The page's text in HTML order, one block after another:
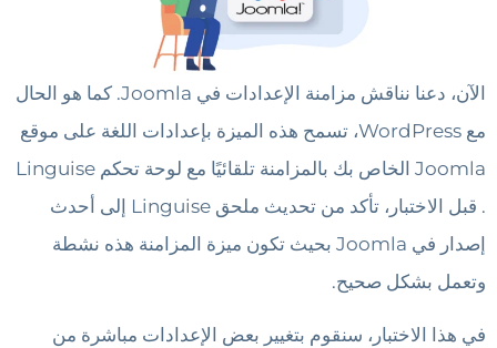
الآن، دعنا نناقش مزامنة الإعدادات في Joomla. كما هو الحال
مع WordPress، تسمح هذه الميزة بإعدادات اللغة على موقع
Joomla الخاص بك بالمزامنة تلقائيًا مع لوحة تحكم Linguise
. قبل الاختبار، تأكد من تحديث ملحق Linguise إلى أحدث
إصدار في Joomla بحيث تكون ميزة المزامنة هذه نشطة
وتعمل بشكل صحيح.
في هذا الاختبار، سنقوم بتغيير بعض الإعدادات مباشرة من